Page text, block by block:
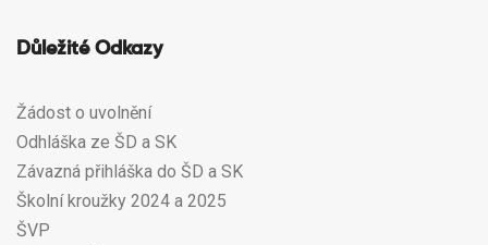
Důležité Odkazy
Žádost o uvolnění
Odhláška ze ŠD a SK
Závazná přihláška do ŠD a SK
Školní kroužky 2024 a 2025
ŠVP